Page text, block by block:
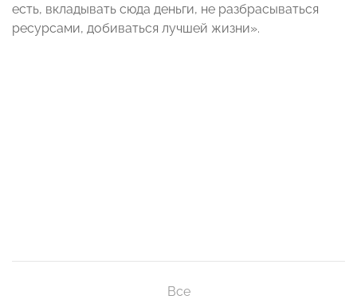
есть, вкладывать сюда деньги, не разбрасываться
ресурсами, добиваться лучшей жизни».
Все